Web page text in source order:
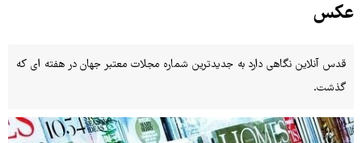
عکس
قدس آنلاین نگاهی دارد به جدیدترین شماره مجلات معتبر جهان در هفته ای که
گذشت.